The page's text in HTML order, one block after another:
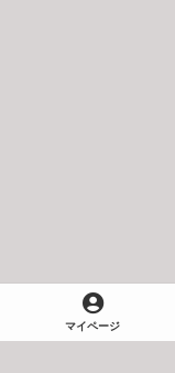
マイページ